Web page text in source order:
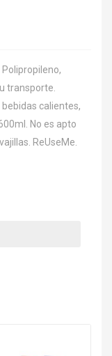
transporte.
calientes,
No es apto
ReUseMe.